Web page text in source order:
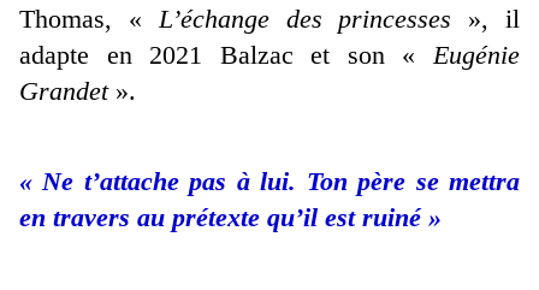
Thomas, «L’échange des princesses », il
adapte en 2021 Balzac et son «Eugénie
Grandet».
« Ne t’attache pas à lui. Ton père se mettra
en travers au prétexte qu’il est ruiné »